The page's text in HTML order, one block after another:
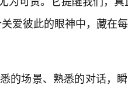
爱彼此的眼神中，藏在
的场景、熟悉的对话，